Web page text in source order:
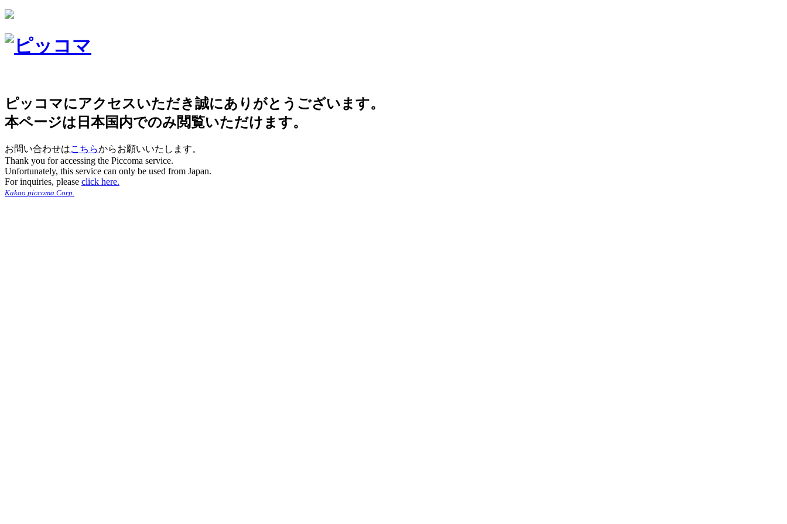
ピッコマにアクセスいただき誠にありがとうございます。
本ページは日本国内でのみ閲覧いただけます。
お問い合わせはこちらからお願いいたします。
Thank you for accessing the Piccoma service.
Unfortunately, this service can only be used from Japan.
For inquiries, please click here.
Kakao piccoma Corp.